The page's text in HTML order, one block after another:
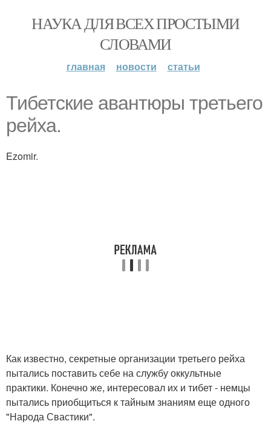
НАУКА ДЛЯ ВСЕХ ПРОСТЫМИ
СЛОВАМИ
главная новости статьи
Тибетские авантюры третьего
рейха.
Ezomir.
Как известно, секретные организации третьего рейха
пытались поставить себе на службу оккультные
практики. Конечно же, интересовал их и тибет - немцы
пытались приобщиться к тайным знаниям еще одного
"Народа Свастики".